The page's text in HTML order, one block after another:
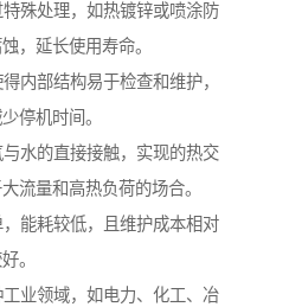
殊处理，如热镀锌或喷涂防
，延长使用寿命。
内部结构易于检查和维护，
停机时间。
水的直接接触，实现的热交
流量和高热负荷的场合。
能耗较低，且维护成本相对
。
业领域，如电力、化工、冶